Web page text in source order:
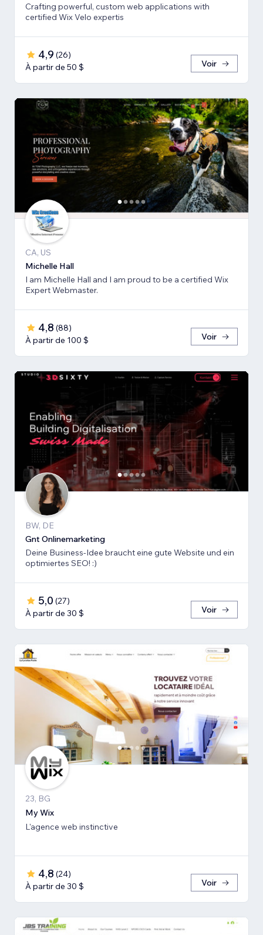
Crafting powerful, custom web applications with
certified Wix Velo expertis
4,9 (26)
À partir de 50 $
Voir
CA, US
Michelle Hall
I am Michelle Hall and I am proud to be a certified Wix
Expert Webmaster.
4,8 (88)
À partir de 100 $
Voir
BW, DE
Gnt Onlinemarketing
Deine Business-Idee braucht eine gute Website und ein
optimiertes SEO! :)
5,0 (27)
À partir de 30 $
Voir
23, BG
My Wix
L'agence web instinctive
4,8 (24)
À partir de 30 $
Voir